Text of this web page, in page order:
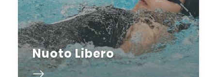
Nuoto Libero